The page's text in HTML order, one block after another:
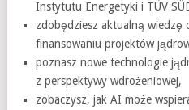
Instytutu Energetyki i TÜV
zdobędziesz aktualną wiedzę
finansowaniu projektów
poznasz nowe technologie
z perspektywy wdrożeniowej,
zobaczysz, jak AI może